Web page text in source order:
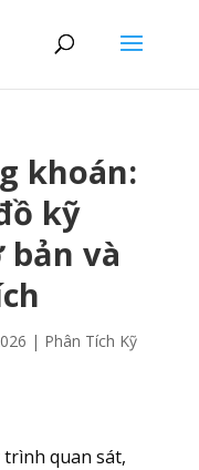
khoán:
kỹ
bản và
| Phân Tích Kỹ
trình quan sát,